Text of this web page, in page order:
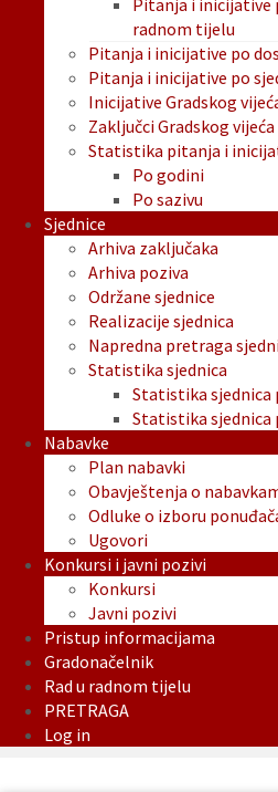
Pitanja i inicijative
radnom tijelu
Pitanja i inicijative po
Pitanja i inicijative po
Inicijative Gradskog
Zaključci Gradskog vijeća
Statistika pitanja i
Po godini
Po sazivu
Sjednice
Arhiva zaključaka
Arhiva poziva
Održane sjednice
Realizacije sjednica
Napredna pretraga
Statistika sjednica
Statistika sjednica
Statistika sjednica
Nabavke
Plan nabavki
Obavještenja o
Odluke o izboru
Ugovori
Konkursi i javni pozivi
Konkursi
Javni pozivi
Pristup informacijama
Gradonačelnik
Rad u radnom tijelu
PRETRAGA
Log in